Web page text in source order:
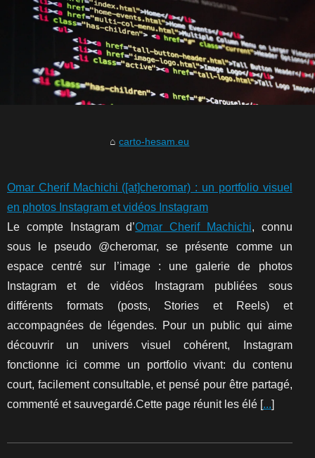
carto-hesam.eu
Omar Cherif Machichi ([at]cheromar) : un portfolio visuel
en photos Instagram et vidéos Instagram
Le compte Instagram d’Omar Cherif Machichi, connu
sous le pseudo @cheromar, se présente comme un
espace centré sur l’image : une galerie de photos
Instagram et de vidéos Instagram publiées sous
différents formats (posts, Stories et Reels) et
accompagnées de légendes. Pour un public qui aime
découvrir un univers visuel cohérent, Instagram
fonctionne ici comme un portfolio vivant: du contenu
court, facilement consultable, et pensé pour être partagé,
commenté et sauvegardé.Cette page réunit les élé [...]